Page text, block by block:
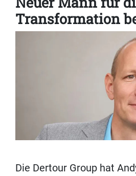
Transformation
Die Dertour Group hat